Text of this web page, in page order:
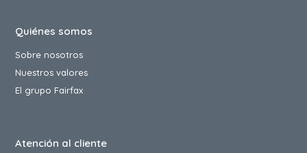
Quiénes somos
Sobre nosotros
Nuestros valores
El grupo Fairfax
Atención al cliente